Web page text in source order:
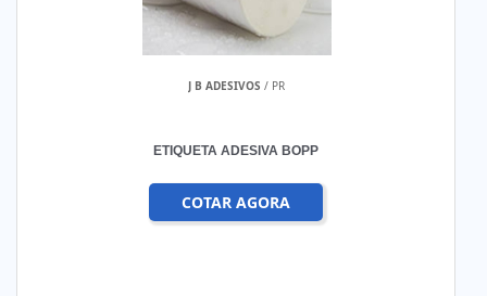
J B ADESIVOS / PR
ETIQUETA ADESIVA BOPP
COTAR AGORA